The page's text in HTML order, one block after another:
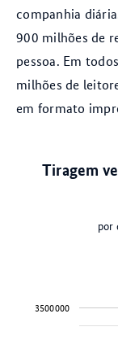
companhia
900 milhões de
pessoa. Em
milhões de
em formato
Tiragem
por
3500000